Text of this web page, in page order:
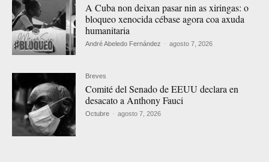
A Cuba non deixan pasar nin as xiringas: o
bloqueo xenocida cébase agora coa axuda
humanitaria
André Abeledo Fernández - agosto 7, 2026
Breves
Comité del Senado de EEUU declara en
desacato a Anthony Fauci
Octubre - agosto 7, 2026